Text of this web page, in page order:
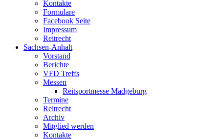
Kontakte
Formulare
Facebook Seite
Impressum
Reitrecht
Sachsen-Anhalt
Vorstand
Berichte
VFD Treffs
Messen
Reitsportmesse Madgeburg
Termine
Reitrecht
Archiv
Mitglied werden
Kontakte